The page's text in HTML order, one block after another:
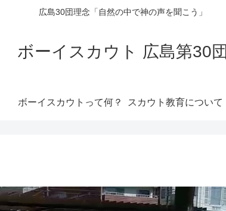
広島30団理念「自然の中で神の声を聞こう」
ボーイスカウト 広島第30団
ボーイスカウトって何？ スカウト教育について